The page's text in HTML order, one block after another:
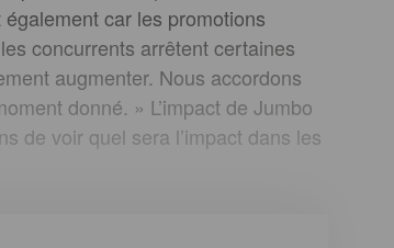
car les promotions
concurrents arrêtent certaines
augmenter. Nous accordons
donné. » L’impact de Jumbo
de voir quel sera l’impact dans les